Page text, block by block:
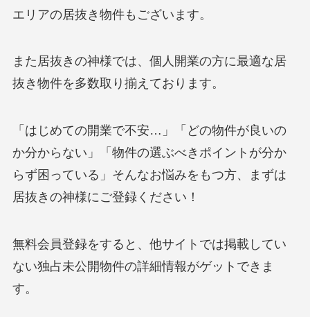
エリアの居抜き物件もございます。
また居抜きの神様では、個人開業の方に最適な居
抜き物件を多数取り揃えております。
「はじめての開業で不安…」「どの物件が良いの
か分からない」「物件の選ぶべきポイントが分か
らず困っている」そんなお悩みをもつ方、まずは
居抜きの神様にご登録ください！
無料会員登録をすると、他サイトでは掲載してい
ない独占未公開物件の詳細情報がゲットできま
す。